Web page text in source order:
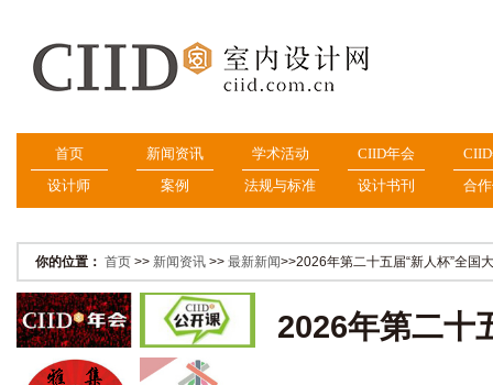
首页 新闻资讯 学术活动 CIID年会
设计师
案例 法规与标准 设计书刊 合
你的位置： 首页 >> 新闻资讯 >> 最新新闻>>2026年第二十五届“新人杯”全国
2026年第二十